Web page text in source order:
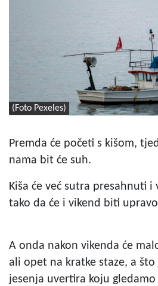
(Foto Pexeles)
Premda će početi s kišom,
nama bit će suh.
Kiša će već sutra presahnuti
tako da će i vikend biti
A onda nakon vikenda će
ali opet na kratke staze, a što
jesenja uvertira koju